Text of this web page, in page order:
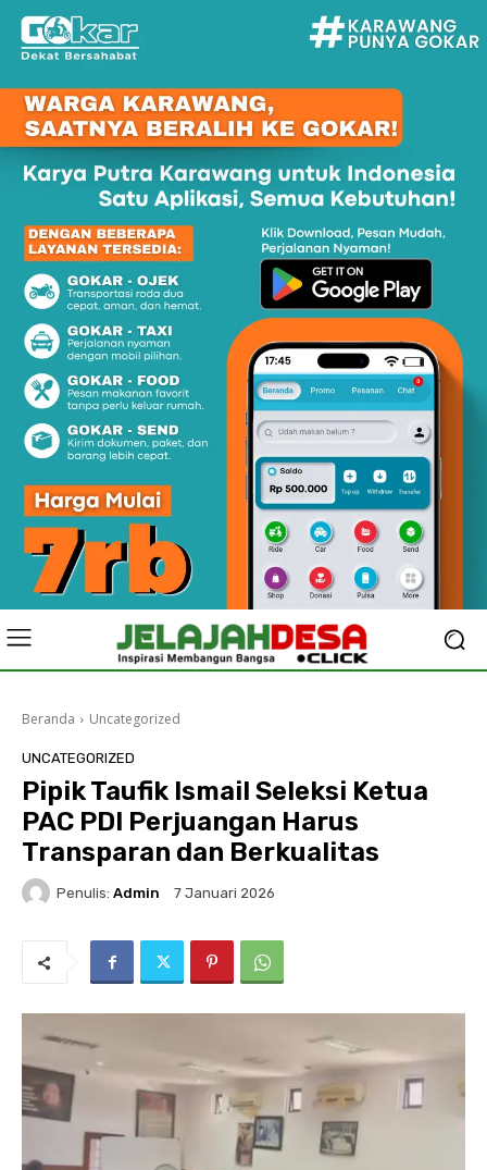
Beranda Uncategorized
UNCATEGORIZED
Pipik Taufik Ismail Seleksi Ketua
PAC PDI Perjuangan Harus
Transparan dan Berkualitas
Penulis: Admin 7 Januari 2026